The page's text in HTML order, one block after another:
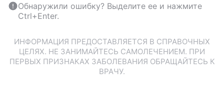
Обнаружили ошибку? Выделите ее и нажмите
Ctrl+Enter.
ИНФОРМАЦИЯ ПРЕДОСТАВЛЯЕТСЯ В СПРАВОЧНЫХ
ЦЕЛЯХ. НЕ ЗАНИМАЙТЕСЬ САМОЛЕЧЕНИЕМ. ПРИ
ПЕРВЫХ ПРИЗНАКАХ ЗАБОЛЕВАНИЯ ОБРАЩАЙТЕСЬ К
ВРАЧУ.